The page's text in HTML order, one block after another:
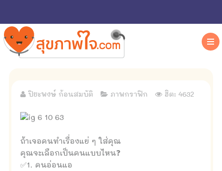
ปิยะพงษ์ ก้อนสมบัติ ภาพกราฟิก ฮิต: 4632
ถ้าเจอคนทำเรื่องแย่ ๆ ใส่คุณ
คุณจะเลือกเป็นคนแบบไหน❓
✅1. คนอ่อนแอ